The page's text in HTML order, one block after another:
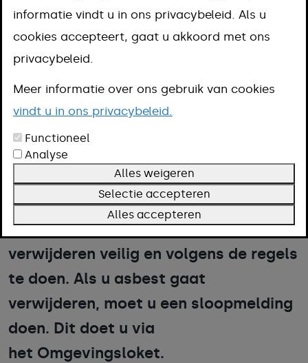
Termijn
Meer informatie
Asbest kan gevaarlijk zijn voor de
gezondheid als er vezels vrijkomen.
Daarom is het belangrijk om het
verwijderen veilig en volgens de regels
te doen. Als u asbest gaat
verwijderen, moet u een sloopmelding
doen. Dit doet u via
het Omgevingsloket.
informatie vindt u in ons privacybeleid. Als u
cookies accepteert, gaat u akkoord met ons
privacybeleid.
Meer informatie over ons gebruik van cookies
vindt u in ons privacybeleid.
Functioneel
Analyse
Alles weigeren
Selectie accepteren
Alles accepteren